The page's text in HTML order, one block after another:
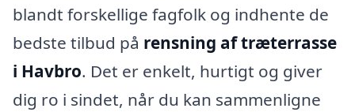
blandt forskellige fagfolk og indhente de
bedste tilbud på rensning af træterrasse
i Havbro. Det er enkelt, hurtigt og giver
dig ro i sindet, når du kan sammenligne